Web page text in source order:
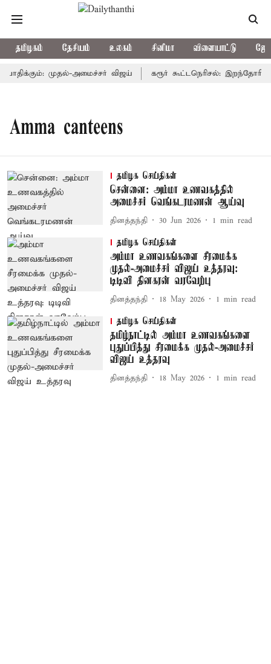
தமிழகம் தேசியம் உலகம் சினிமா விளையாட்டு
பாதிக்கும்: முதல்-அமைச்சர் விஜய் கரூர் கூட்டநெரிசல்:
Amma canteens
தமிழக செய்திகள்
சென்னை: அம்மா உணவகத்தில்
அமைச்சர் வெங்கடரமணன் ஆய்வு
தினத்தந்தி 30 Jun 2026 1 min read
தமிழக செய்திகள்
அம்மா உணவகங்களை சீரமைக்க
முதல்-அமைச்சர் விஜய் உத்தரவு:
டிடிவி தினகரன் வரவேற்பு
தினத்தந்தி 18 May 2026 1 min read
தமிழக செய்திகள்
தமிழ்நாட்டில் அம்மா உணவகங்களை
புதுப்பித்து சீரமைக்க முதல்-அமைச்சர்
விஜய் உத்தரவு
தினத்தந்தி 18 May 2026 1 min read